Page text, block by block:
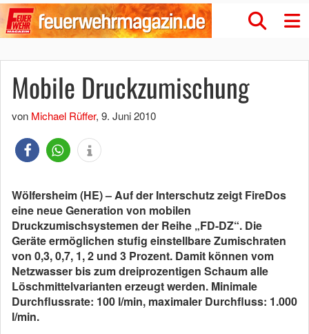
Mobile Druckzumischung
von Michael Rüffer, 9. Juni 2010
Wölfersheim (HE) – Auf der Interschutz zeigt FireDos
eine neue Generation von mobilen
Druckzumischsystemen der Reihe „FD-DZ“. Die
Geräte ermöglichen stufig einstellbare Zumischraten
von 0,3, 0,7, 1, 2 und 3 Prozent. Damit können vom
Netzwasser bis zum dreiprozentigen Schaum alle
Löschmittelvarianten erzeugt werden. Minimale
Durchflussrate: 100 l/min, maximaler Durchfluss: 1.000
l/min.